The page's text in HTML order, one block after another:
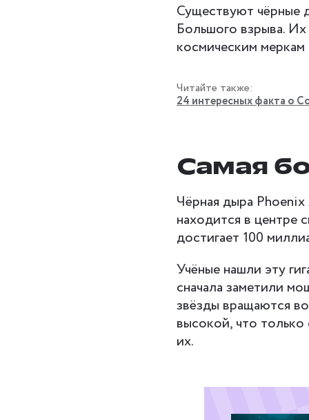
Существуют чёрные
Большого взрыва.
космическим
Читайте также:
24 интересных факта о
Самая
Чёрная дыра
находится в центре
достигает 100
Учёные нашли эту
сначала заметили
звёзды вращаются
высокой, что только
их.